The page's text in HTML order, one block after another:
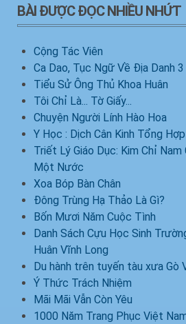
BÀI ĐƯỢC ĐỌC NHIỀU NHỨT
Cộng Tác Viên
Ca Dao, Tục Ngữ Về Địa Danh
Tiểu Sử Ông Thủ Khoa Huân
Tôi Chỉ Là... Tờ Giấy...
Chuyện Người Lính Hào Hoa
Y Học : Dịch Cân Kinh Tổng Hợp
Triết Lý Giáo Dục: Kim Chỉ Nam
Một Nước
Xoa Bóp Bàn Chân
Đông Trùng Hạ Thảo Là Gì?
Bốn Mươi Năm Cuộc Tình
Danh Sách Cựu Học Sinh
Huân Vĩnh Long
Du hành trên tuyến tàu xưa Gò
Ý Thức Trách Nhiệm
Mãi Mãi Vẫn Còn Yêu
1000 Năm Trang Phục Việt